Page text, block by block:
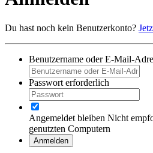
Du hast noch kein Benutzerkonto?
Benutzername oder E-Mail-
Passwort erforderlich
Angemeldet bleiben Nicht
genutzten Computern
Anmelden